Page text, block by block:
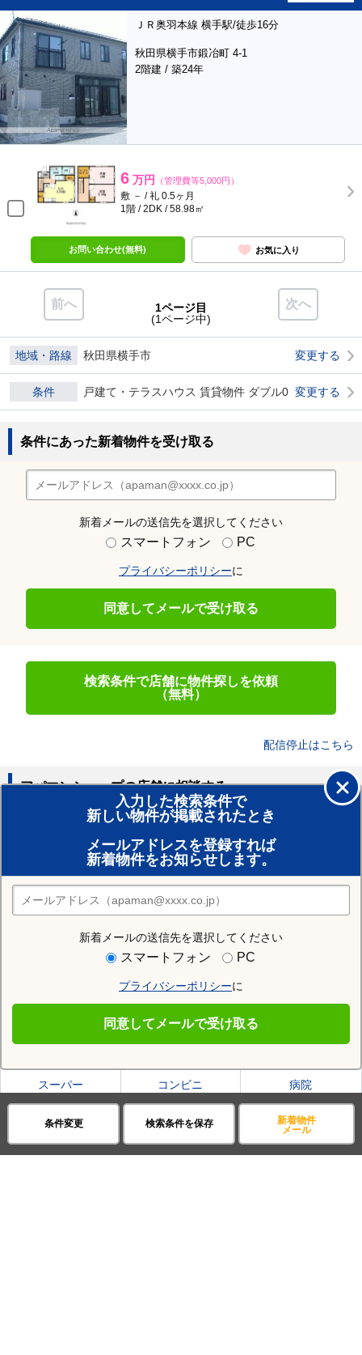
ＪＲ奥羽本線 横手駅/徒歩16分
秋田県横手市鍛冶町 4-1
2階建 / 築24年
6 万円 （管理費等5,000円）
敷 － / 礼 0.5ヶ月
1階 / 2DK / 58.98㎡
お問い合わせ(無料) お気に入り
条件変更 検索条件を保存
新着物件
メール
前へ 次へ
1ページ目
(1ページ中)
地域・路線 秋田県横手市 変更する
条件 戸建て・テラスハウス 賃貸物件 ダブル0 変更する
条件にあった新着物件を受け取る
新着メールの送信先を選択してください
スマートフォン PC
プライバシーポリシーに
同意してメールで受け取る
検索条件で店舗に物件探しを依頼
（無料）
配信停止はこちら
入力した検索条件で
新しい物件が掲載されたとき
メールアドレスを登録すれば
新着物件をお知らせします。
新着メールの送信先を選択してください
スマートフォン PC
プライバシーポリシーに
同意してメールで受け取る
アパマンショップの店舗に相談する
賃貸のプロがお部屋探し！
おまかせ物件リクエスト
住みたい街の店舗を探す
店舗検索
住む街研究所で横手市の情報を見る
横手市の施設一覧
スーパー コンビニ 病院
ファミレス 公園